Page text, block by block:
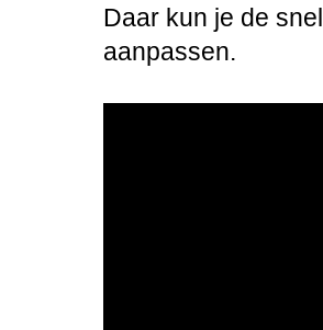
Daar kun je de
aanpassen.